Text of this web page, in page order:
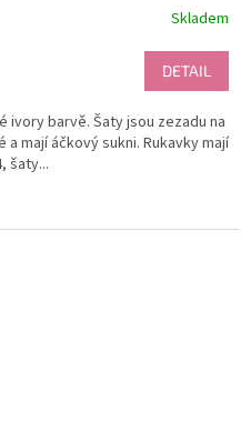
Skladem
DETAIL
ivory barvě. Šaty jsou zezadu na
mají áčkový sukni. Rukavky mají
šaty...